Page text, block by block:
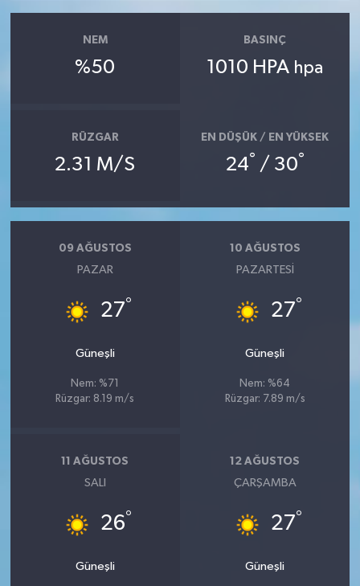
NEM
%50
BASINÇ
1010 HPA hpa
RÜZGAR
2.31 M/S
EN DÜŞÜK / EN YÜKSEK
24° / 30°
09 AĞUSTOS
PAZAR
27°
Güneşli
Nem: %71
Rüzgar: 8.19 m/s
10 AĞUSTOS
PAZARTESI
27°
Güneşli
Nem: %64
Rüzgar: 7.89 m/s
11 AĞUSTOS
SALI
26°
Güneşli
12 AĞUSTOS
ÇARŞAMBA
27°
Güneşli